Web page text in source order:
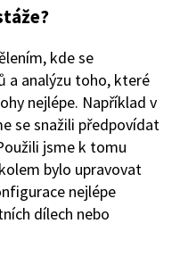
kde se
a analýzu toho, které
nejlépe. Například v
se snažili předpovídat
jsme k tomu
bylo upravovat
nejlépe
dílech nebo